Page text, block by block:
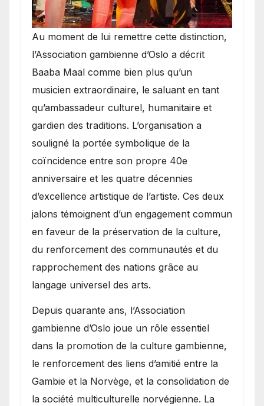
​Au moment de lui remettre cette distinction,
l’Association gambienne d’Oslo a décrit
Baaba Maal comme bien plus qu’un
musicien extraordinaire, le saluant en tant
qu’ambassadeur culturel, humanitaire et
gardien des traditions. L’organisation a
souligné la portée symbolique de la
coïncidence entre son propre 40e
anniversaire et les quatre décennies
d’excellence artistique de l’artiste. Ces deux
jalons témoignent d’un engagement commun
en faveur de la préservation de la culture,
du renforcement des communautés et du
rapprochement des nations grâce au
langage universel des arts.
​Depuis quarante ans, l’Association
gambienne d’Oslo joue un rôle essentiel
dans la promotion de la culture gambienne,
le renforcement des liens d’amitié entre la
Gambie et la Norvège, et la consolidation de
la société multiculturelle norvégienne. La